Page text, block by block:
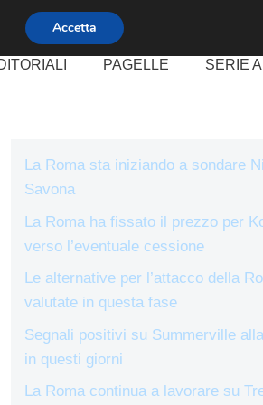
PAGELLE SERIE A
La Roma sta iniziando a sondare
Savona
La Roma ha fissato il prezzo per
verso l’eventuale cessione
Le alternative per l’attacco della
valutate in questa fase
Segnali positivi su Summerville
in questi giorni
La Roma continua a lavorare su
Accetta